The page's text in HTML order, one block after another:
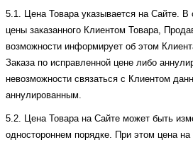
5.1. Цена Товара указывается на Сайте. В
цены заказанного Клиентом Товара,
возможности информирует об этом
Заказа по исправленной цене либо
невозможности связаться с Клиентом
аннулированным.
5.2. Цена Товара на Сайте может быть
одностороннем порядке. При этом цена на